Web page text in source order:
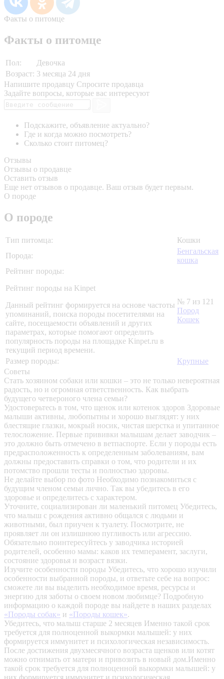
Факты о питомце
Факты о питомце
Пол:
Девочка
Возраст: 3 месяца 24 дня
Напишите продавцу Спросите продавца
Задайте вопросы, которые вас интересуют
Подскажите, объявление актуально?
Где и когда можно посмотреть?
Сколько стоит питомец?
Отзывы
Отзывы о продавце
Оставить отзыв
Еще нет отзывов о продавце. Ваш отзыв будет первым.
О породе
О породе
Тип питомца:
Кошки
Порода:
Бенгальская
кошка
Рейтинг породы:
Рейтинг породы на Kinpet
Данный рейтинг формируется на основе частоты
упоминаний, поиска породы посетителями на
сайте, посещаемости объявлений и других
параметрах, которые помогают определить
популярность породы на площадке Kinpet.ru в
текущий период времени.
№ 7 из 121
Пород
Кошек
Размер породы:
Крупные
Советы
Стать хозяином собаки или кошки – это не только невероятная
радость, но и огромная ответственность. Как выбрать
будущего четвероного члена семьи?
Удостоверьтесь в том, что щенок или котенок здоров Здоровые
малыши активны, любопытны и хорошо выглядят: у них
блестящие глазки, мокрый носик, чистая шерстка и упитанное
телосложение. Первые прививки малышам делает заводчик –
это должно быть отмечено в ветпаспорте. Если у породы есть
предрасположенность к определенным заболеваниям, вам
должны предоставить справки о том, что родители и их
потомство прошли тесты и полностью здоровы.
Не делайте выбор по фото Необходимо познакомиться с
будущим членом семьи лично. Так вы убедитесь в его
здоровье и определитесь с характером.
Уточните, социализирован ли маленький питомец Убедитесь,
что малыш с рождения активно общался с людьми и
животными, был приучен к туалету. Посмотрите, не
проявляет ли он излишнюю пугливость или агрессию.
Обязательно поинтересуйтесь у заводчика историей
родителей, особенно мамы: каков их темперамент, заслуги,
состояние здоровья и возраст вязки.
Изучите особенности породы Убедитесь, что хорошо изучили
особенности выбранной породы, и ответьте себе на вопрос:
сможете ли вы выделить необходимое время, ресурсы и
энергию для заботы о своем новом любимце? Подробную
информацию о каждой породе вы найдете в наших разделах
«Породы собак» и «Породы кошек».
Убедитесь, что малыш старше 2 месяцев Именно такой срок
требуется для полноценной выкормки малышей: у них
формируется иммунитет и психологическая независимость.
После достижения двухмесячного возраста щенков или котят
можно отнимать от матери и привозить в новый дом.Именно
такой срок требуется для полноценной выкормки малышей: у